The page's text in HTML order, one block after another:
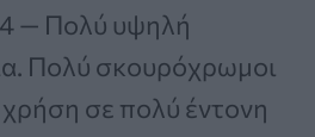
— Πολύ υψηλή
Πολύ σκουρόχρωμοι
χρήση σε πολύ έντονη